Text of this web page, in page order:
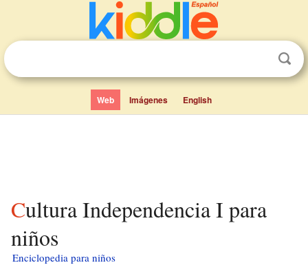
Web Imágenes English
Cultura Independencia I para
niños
Enciclopedia para niños